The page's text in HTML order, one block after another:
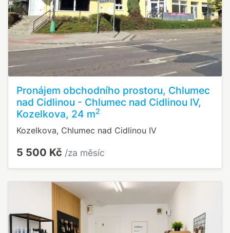
Pronájem obchodního prostoru, Chlumec
nad Cidlinou - Chlumec nad Cidlinou IV,
Kozelkova, 24 m2
Kozelkova, Chlumec nad Cidlinou IV
5 500 Kč /za měsíc